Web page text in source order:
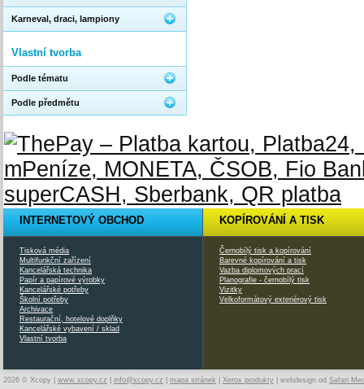
Karneval, draci, lampiony
Vlastní tvorba
Podle tématu
Podle předmětu
INTERNETOVÝ OBCHOD
Tisková média
Multifunkční zařízení
Kancelářská technika
Papír a papírové výrobky
Kancelářské potřeby
Školní potřeby
Archivace
Restaurační, hotelové doplňky
Kancelářské vybavení / sklad
Vlastní tvorba
KOPÍROVÁNÍ A TISK
Černobílý tisk a kopírování
Barevné kopírování a tisk
Vazba diplomových prací
Planografie - černobílý tisk
Vizitky
Velkoformátový exteriérový tisk
2026 © Xcopy | www.xcopy.cz info@xcopy.cz mapa stránek Xerox produkty | webdesign od Safari